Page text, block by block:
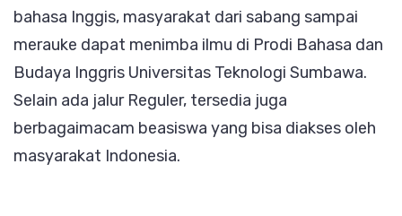
bahasa Inggis, masyarakat dari sabang sampai
merauke dapat menimba ilmu di Prodi Bahasa dan
Budaya Inggris Universitas Teknologi Sumbawa.
Selain ada jalur Reguler, tersedia juga
berbagaimacam beasiswa yang bisa diakses oleh
masyarakat Indonesia.